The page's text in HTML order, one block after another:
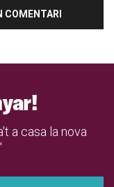
COMENTARI
a casa la nova